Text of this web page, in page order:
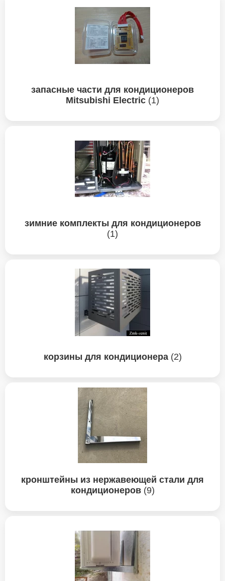
запасные части для кондиционеров
Mitsubishi Electric (1)
зимние комплекты для кондиционеров
(1)
корзины для кондиционера(2)
кронштейны из нержавеющей стали для
кондиционеров(9)